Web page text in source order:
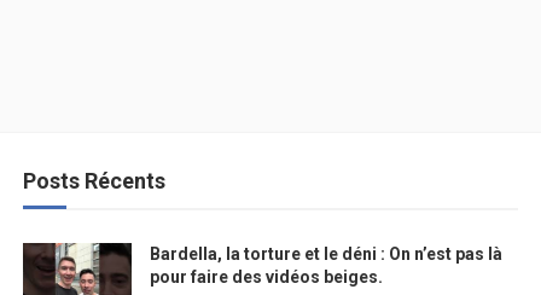
Posts Récents
Bardella, la torture et le déni : On n’est pas là
pour faire des vidéos beiges.